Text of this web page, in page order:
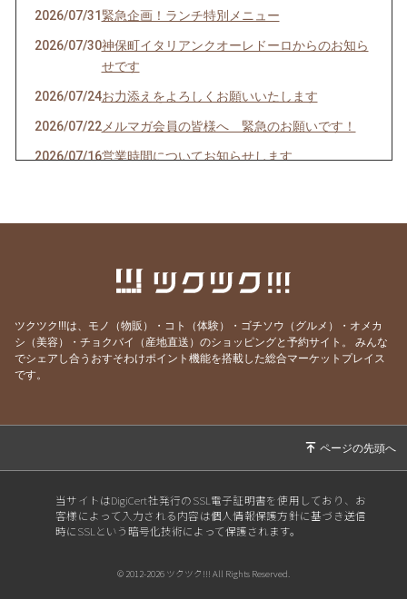
2026/07/31 緊急企画！ランチ特別メニュー
2026/07/30神保町イタリアンクオーレドーロからのお知ら
せです
2026/07/24お力添えをよろしくお願いいたします
2026/07/22メルマガ会員の皆様へ 緊急のお願いです！
2026/07/16営業時間についてお知らせします
急なお知らせですみません！
2026/06/19 モモのパスタの試作を作りました
2026/06/09 先週はほとんどランチ営業ができず・・・申し
骨付き肉とクラフトビールの店 神保町イタリ
アンクオーレドーロです
2026/05/01５月生まれの貴方へ
2026/04/28お知らせです
ツクツク!!!は、モノ（物販）・コト（体験）・ゴチソウ（グルメ）・オメカ
シ（美容）・チョクバイ（産地直送）のショッピングと予約サイト。
みんな
でシェアし合うおすそわけポイント機能を搭載した総合マーケットプレイス
です。
当サイトはDigiCert社発行のSSL電子証明書を使用しており、お
客様によって入力される内容は個人情報保護方針に基づき送信
時にSSLという暗号化技術によって保護されます。
© 2012-2026 ツクツク!!! All Rights Reserved.